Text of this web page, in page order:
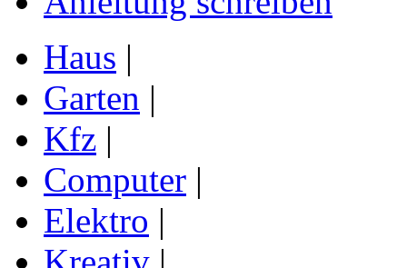
Haus |
Garten |
Kfz |
Computer |
Elektro |